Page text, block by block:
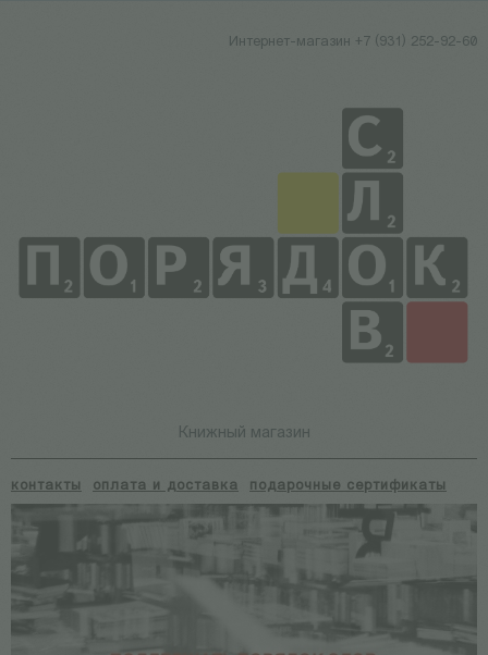
Интернет-магазин +7 (931) 252-92-60
Книжный магазин
контакты оплата и доставка подарочные сертификаты